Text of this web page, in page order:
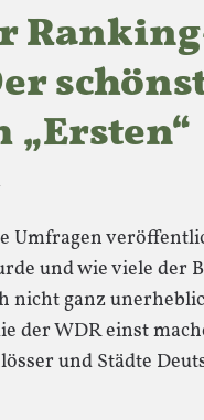
Umfragen
und wie viele der
nicht ganz
der WDR einst
und Städte